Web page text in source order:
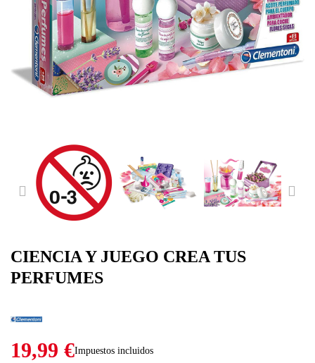
CIENCIA Y JUEGO CREA TUS
PERFUMES
PREVIOUS
19,99 €Impuestos incluidos